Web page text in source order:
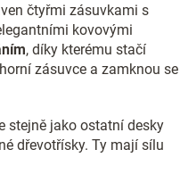
čtyřmi zásuvkami s
kovovými
, díky kterému stačí
zásuvce a zamknou se
stejně jako ostatní desky
dřevotřísky. Ty mají sílu